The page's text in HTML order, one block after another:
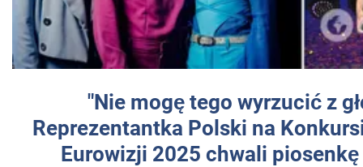
"Nie mogę tego wyrzucić z
Reprezentantka Polski na
Eurowizji 2025 chwali